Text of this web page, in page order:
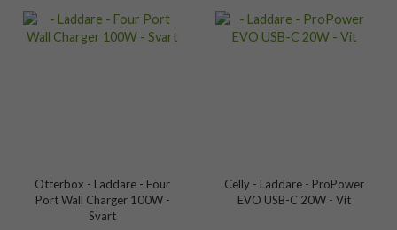
Otterbox - Laddare - Four
Port Wall Charger 100W -
Svart
Celly - Laddare - ProPower
EVO USB-C 20W - Vit